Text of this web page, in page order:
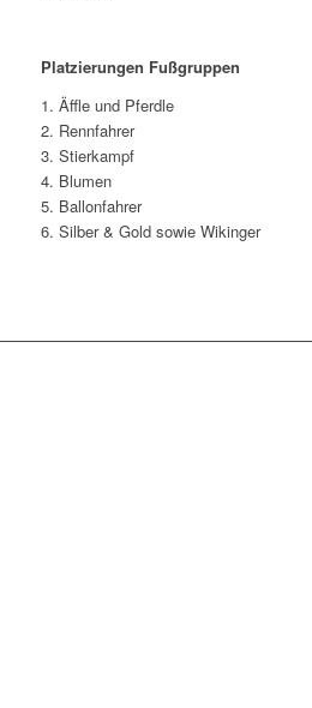
Platzierungen Fußgruppen
1. Äffle und Pferdle
2. Rennfahrer
3. Stierkampf
4. Blumen
5. Ballonfahrer
6. Silber & Gold sowie Wikinger